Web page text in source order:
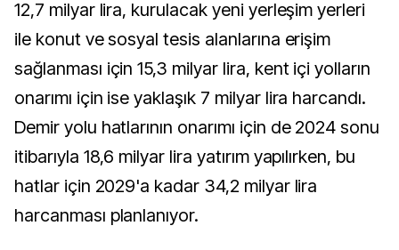
12,7 milyar lira, kurulacak yeni yerleşim yerleri
ile konut ve sosyal tesis alanlarına erişim
sağlanması için 15,3 milyar lira, kent içi yolların
onarımı için ise yaklaşık 7 milyar lira harcandı.
Demir yolu hatlarının onarımı için de 2024 sonu
itibarıyla 18,6 milyar lira yatırım yapılırken, bu
hatlar için 2029'a kadar 34,2 milyar lira
harcanması planlanıyor.